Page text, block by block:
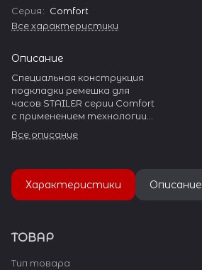
Серия: Comfort
Все характеристики
Описание
Специальная конструкция
подкладки ремешка для
часов STAILER серии Comfort
с применением технологии
дополнительного комфорта
Все описание
Характеристики Описание
ТОВАР
Тип товара